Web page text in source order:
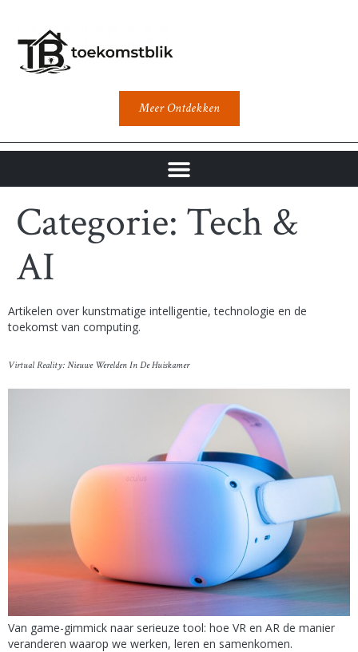
Meer Ontdekken
Categorie: Tech &
AI
Artikelen over kunstmatige intelligentie, technologie en de
toekomst van computing.
Virtual Reality: Nieuwe Werelden In De Huiskamer
Van game-gimmick naar serieuze tool: hoe VR en AR de manier
veranderen waarop we werken, leren en samenkomen.